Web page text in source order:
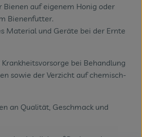
auf eigenem Honig oder
Bienenfutter.
Material und Geräte bei der Ernte
bei Behandlung
sowie der Verzicht auf chemisch-
an Qualität, Geschmack und